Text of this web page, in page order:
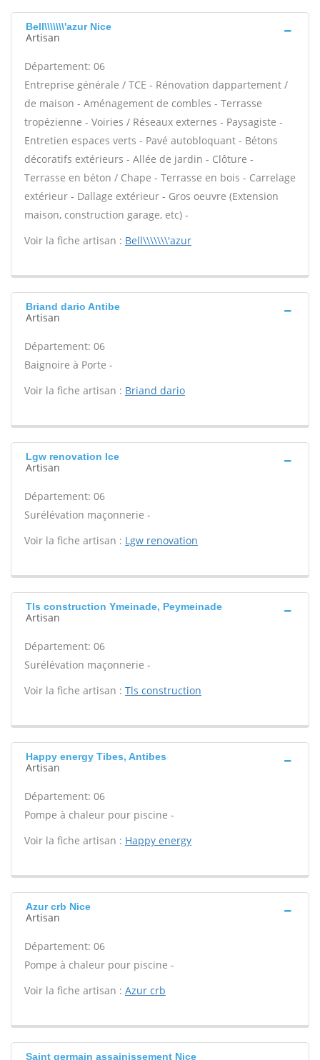
Bell\\\\\\\'azur Nice
Artisan
Département: 06
Entreprise générale / TCE - Rénovation dappartement /
de maison - Aménagement de combles - Terrasse
tropézienne - Voiries / Réseaux externes - Paysagiste -
Entretien espaces verts - Pavé autobloquant - Bétons
décoratifs extérieurs - Allée de jardin - Clôture -
Terrasse en béton / Chape - Terrasse en bois - Carrelage
extérieur - Dallage extérieur - Gros oeuvre (Extension
maison, construction garage, etc) -
Voir la fiche artisan : Bell\\\\\\\'azur
Briand dario Antibe
Artisan
Département: 06
Baignoire à Porte -
Voir la fiche artisan : Briand dario
Lgw renovation Ice
Artisan
Département: 06
Surélévation maçonnerie -
Voir la fiche artisan : Lgw renovation
Tls construction Ymeinade, Peymeinade
Artisan
Département: 06
Surélévation maçonnerie -
Voir la fiche artisan : Tls construction
Happy energy Tibes, Antibes
Artisan
Département: 06
Pompe à chaleur pour piscine -
Voir la fiche artisan : Happy energy
Azur crb Nice
Artisan
Département: 06
Pompe à chaleur pour piscine -
Voir la fiche artisan : Azur crb
Saint germain assainissement Nice